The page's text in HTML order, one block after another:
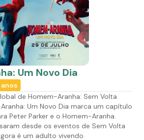
Um Novo Dia
anos
de Homem-Aranha: Sem Volta
Um Novo Dia marca um capítulo
Peter Parker e o Homem-Aranha.
desde os eventos de Sem Volta
é um adulto vivendo